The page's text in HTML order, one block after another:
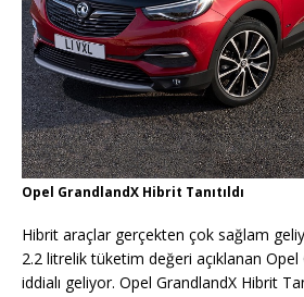
Opel GrandlandX Hibrit Tanıtıldı
Hibrit araçlar gerçekten çok sağlam
2.2 litrelik tüketim değeri açıklanan
iddialı geliyor. Opel GrandlandX Hibrit